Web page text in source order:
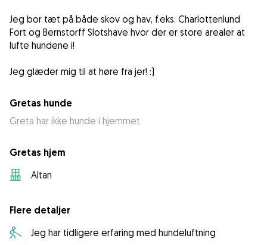
Jeg bor tæt på både skov og hav, f.eks. Charlottenlund
Fort og Bernstorff Slotshave hvor der er store arealer at
lufte hundene i!
Jeg glæder mig til at høre fra jer! :)
Gretas hunde
Greta har ikke hunde i hjemmet
Gretas hjem
Altan
Flere detaljer
Jeg har tidligere erfaring med hundeluftning